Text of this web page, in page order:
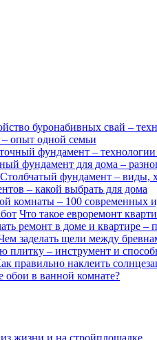
буронабивных свай –
опыт одной семьи
фундамент – технологии
фундамент для дома –
Столбчатый фундамент – виды,
– какой выбрать для дома
комнаты – 100 современных
Что такое евроремонт
ремонт в доме и квартире –
заделать щели между
плитку – инструмент и
правильно наклеить
в ванной комнате?